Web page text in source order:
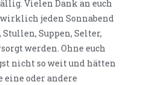
Vielen Dank an euch
jeden Sonnabend
Suppen, Selter,
werden. Ohne euch
nicht so weit und hätten
oder andere